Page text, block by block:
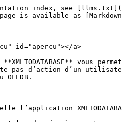
champs de la requête aux champs du document de données XML. N'oubliez pas que le document de données XML (généralement nommé `FORM_DATA`) peut être construit de plusieurs façons. Pour cette raison, les XPath sont utilisés pour mapper les champs de base de données aux champs XML.

### Structure

Toute activité XMLTODATABASE peut avoir un nombre illimité de bases de données et un nombre illimité de commandes par base de données. Cela signifie que l'exportation peut être effectuée vers plusieurs bases de données et que chaque base de données peut avoir plusieurs commandes.

#### 📌 Exemple de fichier de transactions XML

```markup
<transactions>
    <transaction name="">
        <databases>
            <database name="" connectionstring="" provider="" transaction="">
                <command type="" loop="" xpath="">
                [REQUÊTE ICI]
                </command>
            </database>
        </databases>
    </transaction>
</transactions>
```

### Attributs

#### Nœud `transaction`

<table data-header-hidden><thead><tr><th valign="top">Attribut</th><th valign="top">Description</th></tr></thead><tbody><tr><td valign="top"><strong>Attribut</strong></td><td valign="top"><strong>Description</strong></td></tr><tr><td valign="top"><code>name</code></td><td valign="top"><p>Utilisé pour lier la transaction à l’action (activité) XMLTODATABASE</p><p></p><p>Dans WorkflowGen, un paramètre TRANSACTION (texte) devra être défini pour chaque action (activité) XMLTODATABASE. Le texte saisi dans le paramètre doit correspondre avec le nom de l’attribut de la transaction afin d’utiliser la bonne transaction pour la bonne action (activité).</p></td></tr></tbody></table>

#### Nœud